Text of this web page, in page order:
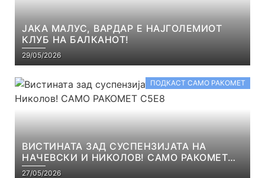
ЈАКА МАЛУС, ВАРДАР Е НАЈГОЛЕМИОТ
КЛУБ НА БАЛКАНОТ!
29/05/2026
ПОДКАСТ САМО РАКОМЕТ
ВИСТИНАТА ЗАД СУСПЕНЗИЈАТА НА
НАЧЕВСКИ И НИКОЛОВ! САМО РАКОМЕТ
С5Е8
27/05/2026